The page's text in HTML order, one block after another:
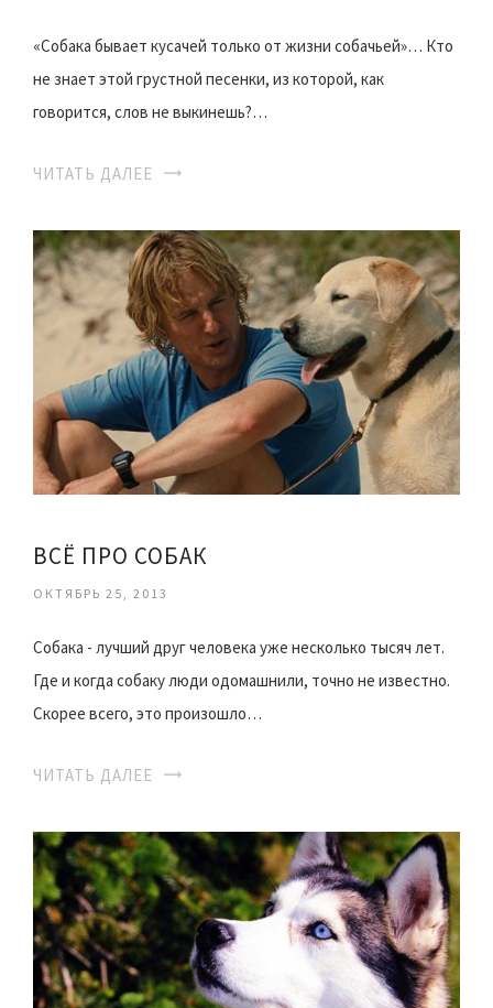
«Собака бывает кусачей только от жизни собачьей»… Кто
не знает этой грустной песенки, из которой, как
говорится, слов не выкинешь?…
ЧИТАТЬ ДАЛЕЕ
ВСЁ ПРО СОБАК
ОКТЯБРЬ 25, 2013
Собака - лучший друг человека уже несколько тысяч лет.
Где и когда собаку люди одомашнили, точно не известно.
Скорее всего, это произошло…
ЧИТАТЬ ДАЛЕЕ